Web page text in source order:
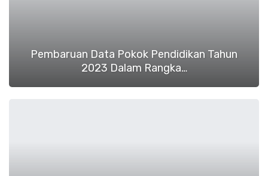
Pembaruan Data Pokok Pendidikan Tahun
2023 Dalam Rangka…